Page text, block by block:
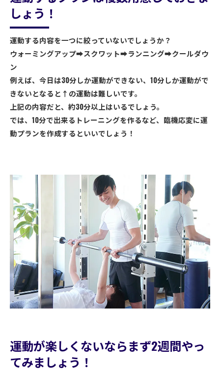
運動する内容を一つに絞っていないでしょうか？
ウォーミングアップ➡スクワット➡ランニング➡クールダウ
ン
例えば、今日は30分しか運動ができない、10分しか運動がで
きないとなると↑の運動は難しいです。
上記の内容だと、約30分以上はいるでしょう。
では、10分で出来るトレーニングを作るなど、臨機応変に運
動プランを作成するといいでしょう！
しょう！
運動が楽しくないならまず2週間やっ
てみましょう！